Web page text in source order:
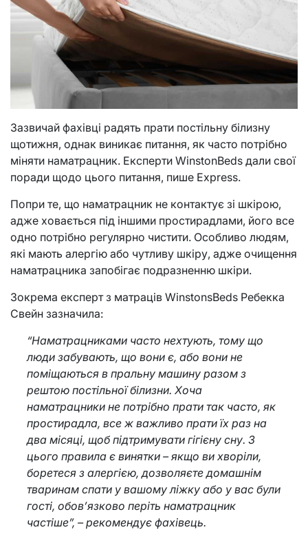
Зазвичай фахівці радять прати постільну білизну
щотижня, однак виникає питання, як часто потрібно
міняти наматрацник. Експерти WinstonBeds дали свої
поради щодо цього питання, пише Express.
Попри те, що наматрацник не контактує зі шкірою,
адже ховається під іншими простирадлами, його все
одно потрібно регулярно чистити. Особливо людям,
які мають алергію або чутливу шкіру, адже очищення
наматрацника запобігає подразненню шкіри.
Зокрема експерт з матраців WinstonsBeds Ребекка
Свейн зазначила:
“Наматрацниками часто нехтують, тому що
люди забувають, що вони є, або вони не
поміщаються в пральну машину разом з
рештою постільної білизни. Хоча
наматрацники не потрібно прати так часто, як
простирадла, все ж важливо прати їх раз на
два місяці, щоб підтримувати гігієну сну. З
цього правила є винятки – якщо ви хворіли,
боретеся з алергією, дозволяєте домашнім
тваринам спати у вашому ліжку або у вас були
гості, обов’язково періть наматрацник
частіше”, – рекомендує фахівець.